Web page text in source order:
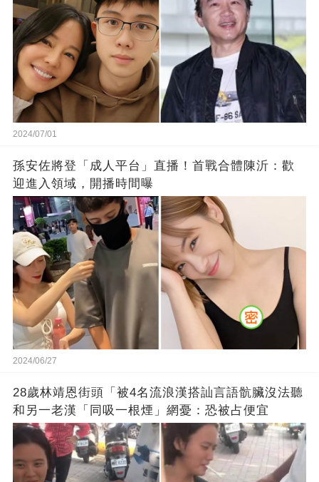
2024/07/01
孫安佐將登「成人平台」直播！首戰合體陳沂：歡
迎進入領域，開播時間曝
2024/06/27
28歲林靖恩街頭「被4名流浪漢搭訕言語骯臟沒法聽
和另一老漢「同吸一根煙」網憂：恐被占便宜